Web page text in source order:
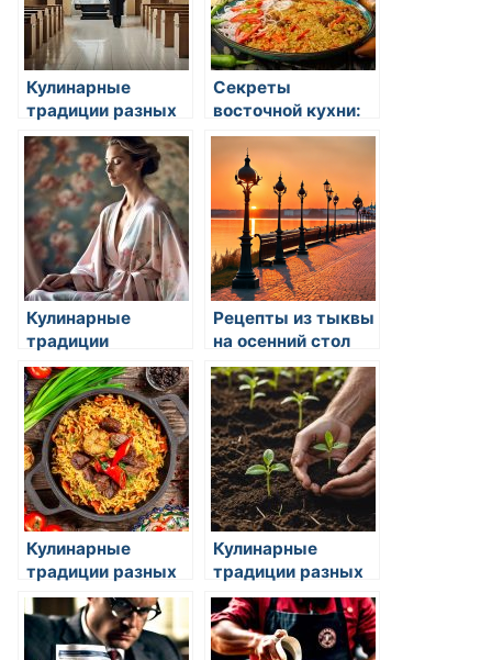
Кулинарные
традиции разных
стран мира
Секреты
восточной кухни:
искусство
гастрономии и
кулинарные
традиции
Кулинарные
традиции
праздников
разных стран
Рецепты из тыквы
на осенний стол
Кулинарные
традиции разных
стран
Кулинарные
традиции разных
стран